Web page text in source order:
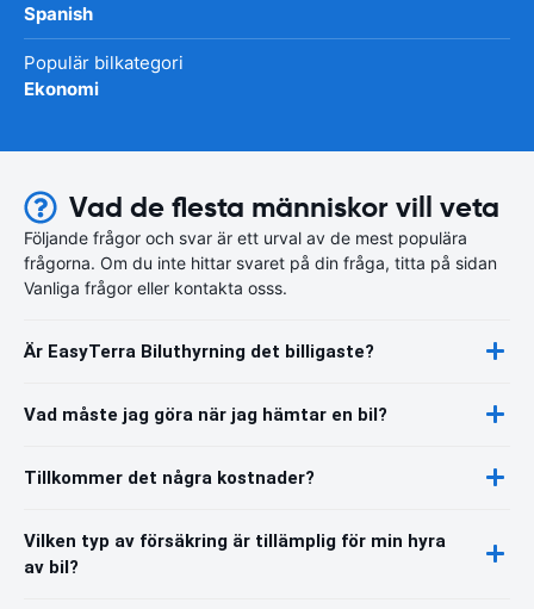
Spanish
Populär bilkategori
Ekonomi
Vad de flesta människor vill veta
Följande frågor och svar är ett urval av de mest populära
frågorna. Om du inte hittar svaret på din fråga, titta på sidan
Vanliga frågor eller kontakta osss.
Är EasyTerra Biluthyrning det billigaste?
Vad måste jag göra när jag hämtar en bil?
Tillkommer det några kostnader?
Vilken typ av försäkring är tillämplig för min hyra
av bil?